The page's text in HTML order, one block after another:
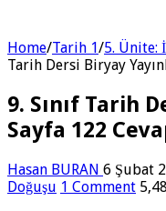
Home/Tarih 1/5. Ünite:
Tarih Dersi Biryay
9. Sınıf Tarih
Sayfa 122
Hasan BURAN 6 Şubat
Doğuşu 1 Comment